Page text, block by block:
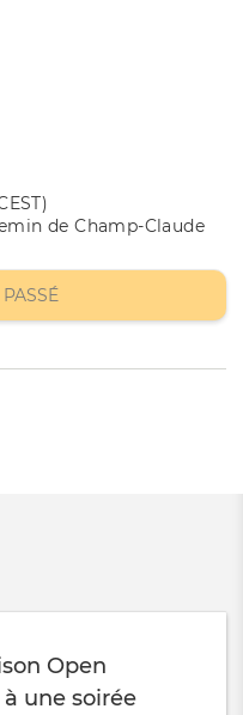
de Champ-Claude
Open
une soirée